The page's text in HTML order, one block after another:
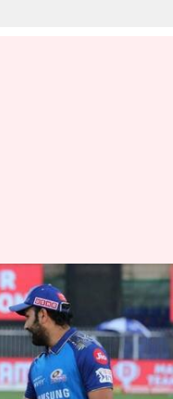
जीतकर मुंबई ने
जानें